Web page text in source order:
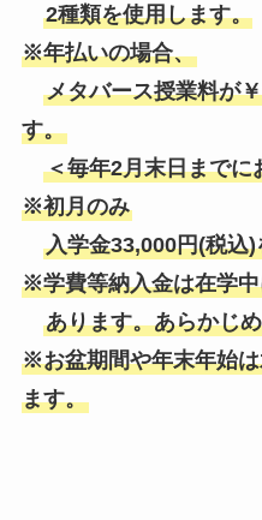
2種類を使用します。
※年払いの場合、
メタバース授業料が
す。
＜毎年2月末日までに
※初月のみ
入学金33,000円(税込
※学費等納入金は在学
あります。あらかじ
※お盆期間や年末年始
ます。